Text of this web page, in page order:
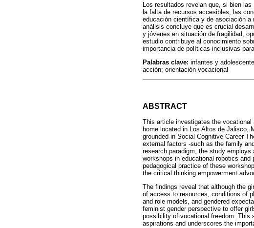
Los resultados revelan que, si bien
la falta de recursos accesibles, las
educación científica y de asociación a
análisis concluye que es crucial
y jóvenes en situación de fragilidad,
estudio contribuye al conocimiento
importancia de políticas inclusivas
Palabras clave: infantes y
acción; orientación vocacional
ABSTRACT
This article investigates the
home located in Los Altos de Jalisco,
grounded in Social Cognitive Career
external factors -such as the family
research paradigm, the study
workshops in educational robotics
pedagogical practice of these
the critical thinking empowerment
The findings reveal that although the
of access to resources, conditions of
and role models, and gendered
feminist gender perspective to offer
possibility of vocational freedom. This
aspirations and underscores the